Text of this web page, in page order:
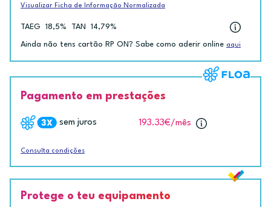
Visualizar Ficha de Informação Normalizada
TAEG 18,5% TAN 14,79%
Ainda não tens cartão RP ON? Sabe como aderir online aqui
Pagamento em prestações
sem juros 193.33€/mês
Consulta condições
Protege o teu equipamento